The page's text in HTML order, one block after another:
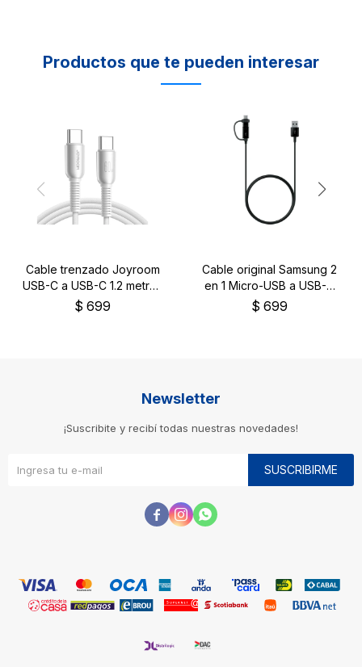
Productos que te pueden interesar
Cable trenzado Joyroom
USB-C a USB-C 1.2 metros
color blanco
$ 699
Cable original Samsung 2
en 1 Micro-USB a USB-C
color negro
$ 699
Newsletter
¡Suscribite y recibí todas nuestras novedades!
SUSCRIBIRME
  